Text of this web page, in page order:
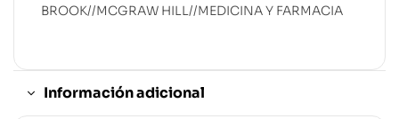
BROOK//MCGRAW HILL//MEDICINA Y FARMACIA
Información adicional